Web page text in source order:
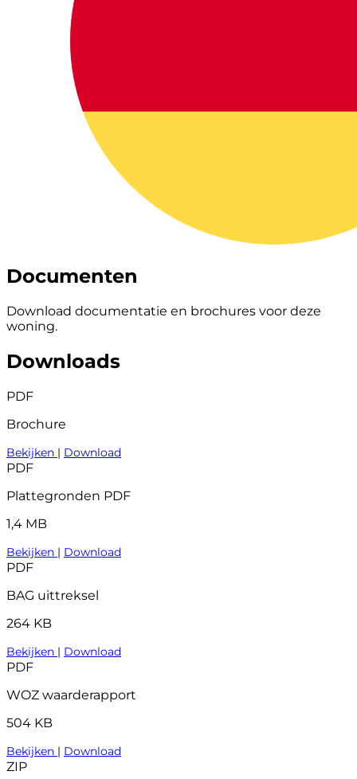
Documenten
Download documentatie en brochures voor deze
woning.
Downloads
PDF
Brochure
Bekijken | Download
PDF
Plattegronden PDF
1,4 MB
Bekijken | Download
PDF
BAG uittreksel
264 KB
Bekijken | Download
PDF
WOZ waarderapport
504 KB
Bekijken | Download
ZIP